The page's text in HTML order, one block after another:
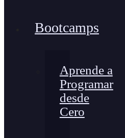
Bootcamps
Aprende a
Programar
desde
Cero